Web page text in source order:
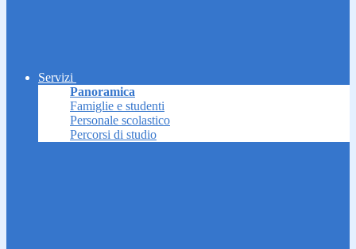
Servizi
Panoramica
Famiglie e studenti
Personale scolastico
Percorsi di studio